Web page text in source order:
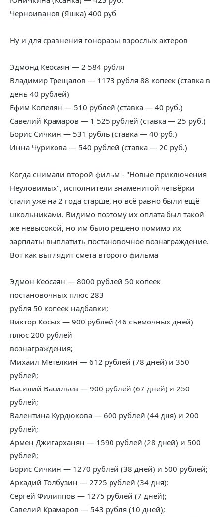
Черноиванов (Яшка) 400 руб
Ну и для сравнения гонорары взрослых актёров
Эдмонд Кеосаян — 2 584 рубля
Владимир Трещалов — 1173 рубля 88 копеек (ставка в
день 40 рублей)
Ефим Копелян — 510 рублей (ставка — 40 руб.)
Савелий Крамаров — 1 525 рублей (ставка — 25 руб.)
Борис Сичкин — 531 рубль (ставка — 40 руб.)
Инна Чурикова — 540 рублей (ставка — 20 руб.)
Когда снимали второй фильм - "Новые приключения
Неуловимых", исполнители знаменитой четвёрки
стали уже на 2 года старше, но всё равно были ещё
школьниками. Видимо поэтому их оплата был такой
же невысокой, но им было решено помимо их
зарплаты выплатить постановочное вознаграждение.
Вот как выглядит смета второго фильма
Эдмон Кеосаян — 8000 рублей 50 копеек
постановочных плюс 283
рубля 50 копеек надбавки;
Виктор Косых — 900 рублей (46 съемочных дней)
плюс 200 рублей
вознаграждения;
Михаил Метелкин — 612 рублей (78 дней) и 350
рублей;
Василий Васильев — 900 рублей (67 дней) и 250
рублей;
Валентина Курдюкова — 600 рублей (44 дня) и 200
рублей;
Армен Джигарханян — 1590 рублей (28 дней) и 500
рублей;
Борис Сичкин — 1270 рублей (38 дней) и 500 рублей;
Аркадий Толбузин — 2725 рублей (34 дня);
Сергей Филиппов — 1275 рублей (7 дней);
Савелий Крамаров — 543 рубля (10 дней);